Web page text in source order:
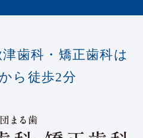
歯科・矯正歯科は
ら徒歩2分